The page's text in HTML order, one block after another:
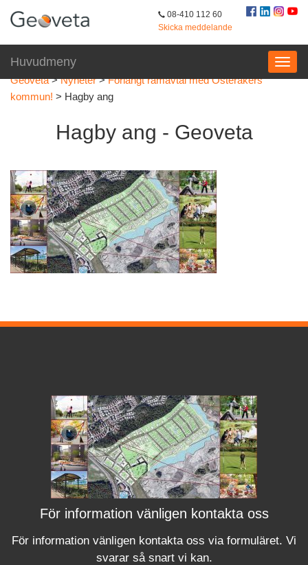
08-410 112 60
Skicka meddelande
Huvudmeny
Geoveta>Nyheter>Förlängt ramavtal med Österåkers
kommun! > Hagby ang
Hagby ang - Geoveta
För information vänligen kontakta oss
För information vänligen kontakta oss via formuläret. Vi
svararså snart vi kan.